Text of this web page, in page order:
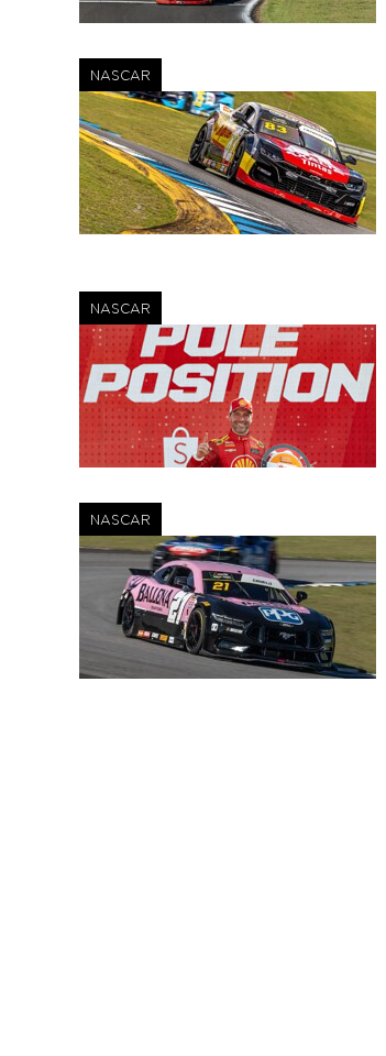
NASCAR
NASCAR
NASCAR